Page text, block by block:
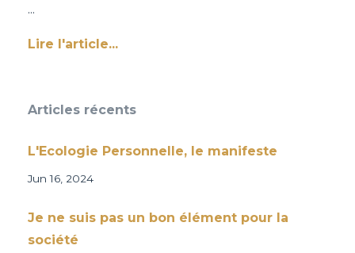
...
Lire l'article...
Articles récents
L'Ecologie Personnelle, le manifeste
Jun 16, 2024
Je ne suis pas un bon élément pour la
société